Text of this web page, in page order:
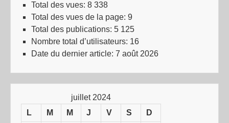
Total des vues: 8 338
Total des vues de la page: 9
Total des publications: 5 125
Nombre total d’utilisateurs: 16
Date du dernier article: 7 août 2026
juillet 2024
L
M M J V S D